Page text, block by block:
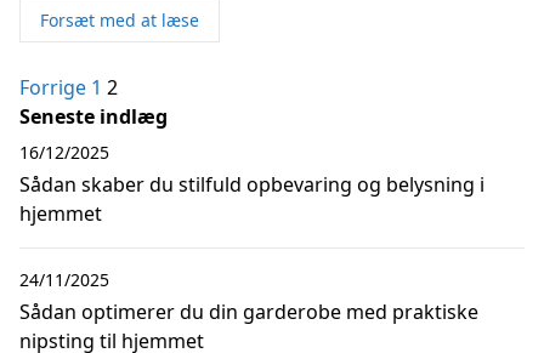
Forsæt med at læse
Indlægsinddeling
Forrige 1 2
Seneste indlæg
Sådan skaber du stilfuld opbevaring og belysning i
hjemmet
16/12/2025
Sådan optimerer du din garderobe med praktiske
nipsting til hjemmet
24/11/2025